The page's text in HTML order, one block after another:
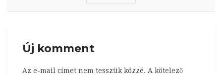
Új komment
Az e-mail címet nem tesszük közzé. A kötelező